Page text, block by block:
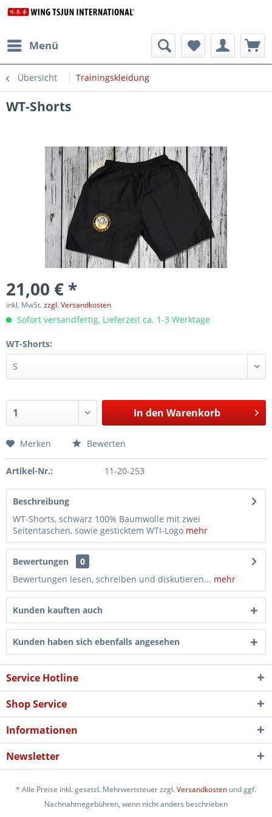
Menü
Übersicht Trainingskleidung
WT-Shorts
21,00 € *
inkl. MwSt.zzgl. Versandkosten
Sofort versandfertig, Lieferzeit ca. 1-3 Werktage
WT-Shorts:
In den Warenkorb
Merken Bewerten
Artikel-Nr.: 11-20-253
Beschreibung
WT-Shorts, schwarz 100% Baumwolle mit zwei
Seitentaschen, sowie gesticktem WTI-Logo mehr
Bewertungen
0
Bewertungen lesen, schreiben und diskutieren... mehr
Kunden kauften auch
Kunden haben sich ebenfalls angesehen
Service Hotline
Shop Service
Informationen
Newsletter
* Alle Preise inkl. gesetzl. Mehrwertsteuer zzgl.Versandkosten und ggf.
Nachnahmegebühren, wenn nicht anders beschrieben